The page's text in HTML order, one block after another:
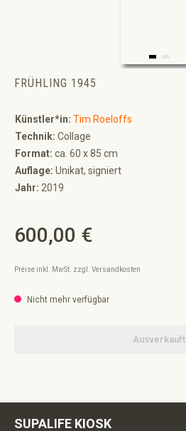
FRÜHLING 1945
Künstler*in: Tim Roeloffs
Technik: Collage
Format: ca. 60 x 85 cm
Auflage: Unikat, signiert
Jahr: 2019
Regulärer Preis:
600,00 €
Preise inkl. MwSt. zzgl. Versandkosten
Nicht mehr verfügbar
Ausverkauft
SUPALIFE KIOSK